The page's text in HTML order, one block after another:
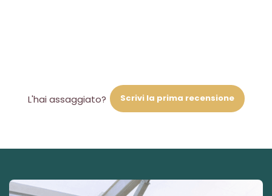
L'hai assaggiato? Scrivi la prima recensione